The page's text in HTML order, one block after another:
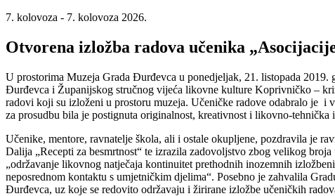
7. kolovoza - 7. kolovoza 2026.
Otvorena izložba radova učenika
U prostorima Muzeja Grada Đurđevca u ponedjeljak, 21. listopada
Đurđevca i Županijskog stručnog vijeća likovne kulture Koprivničko –
radovi koji su izloženi u prostoru muzeja. Učeničke radove odabralo je i
za prosudbu bila je postignuta originalnost, kreativnost i likovno-tehnička
Učenike, mentore, ravnatelje škola, ali i ostale okupljene, pozdravila je
Dalija „Recepti za besmrtnost“ te izrazila zadovoljstvo zbog velikog
„održavanje likovnog natječaja kontinuitet prethodnih inozemnih
neposrednom kontaktu s umjetničkim djelima“. Posebno je zahvalila
Đurđevca, uz koje se redovito održavaju i žirirane izložbe učeničkih